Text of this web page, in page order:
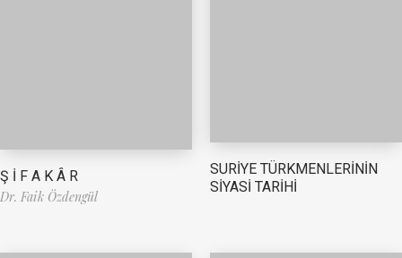
Ş İ F A K Â R
Dr. Faik Özdengül
SURİYE TÜRKMENLERİNİN
SİYASİ TARİHİ